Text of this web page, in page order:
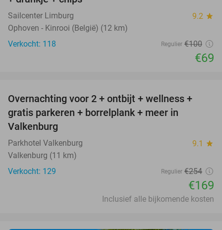
Sailcenter Limburg 9.2 star
Ophoven - Kinrooi (België) (12 km)
Verkocht: 118
Regulier €100
€69
33%
Overnachting voor 2 + ontbijt + wellness +
gratis parkeren + borrelplank + meer in
Valkenburg
Parkhotel Valkenburg 9.1 star
Valkenburg (11 km)
Verkocht: 129
Regulier €254
€169
Inclusief alle bijkomende kosten